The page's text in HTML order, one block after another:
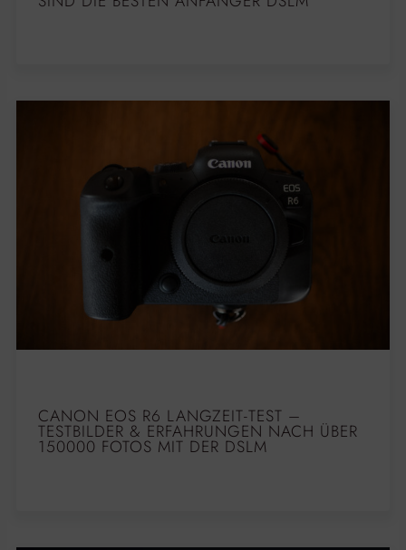
CANON EOS R6 LANGZEIT-TEST –
TESTBILDER & ERFAHRUNGEN NACH ÜBER
150000 FOTOS MIT DER DSLM